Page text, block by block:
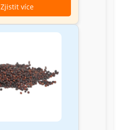
Zjistit více